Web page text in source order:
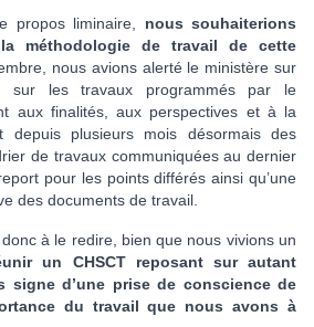
propos liminaire, nous souhaiterions
méthodologie de travail de cette
nous avions alerté le ministère sur
sur les travaux programmés par le
aux finalités, aux perspectives et à la
depuis plusieurs mois désormais des
de travaux communiquées au dernier
pour les points différés ainsi qu’une
des documents de travail.
donc à le redire, bien que nous vivions un
un CHSCT reposant sur autant
signe d’une prise de conscience de
du travail que nous avons à